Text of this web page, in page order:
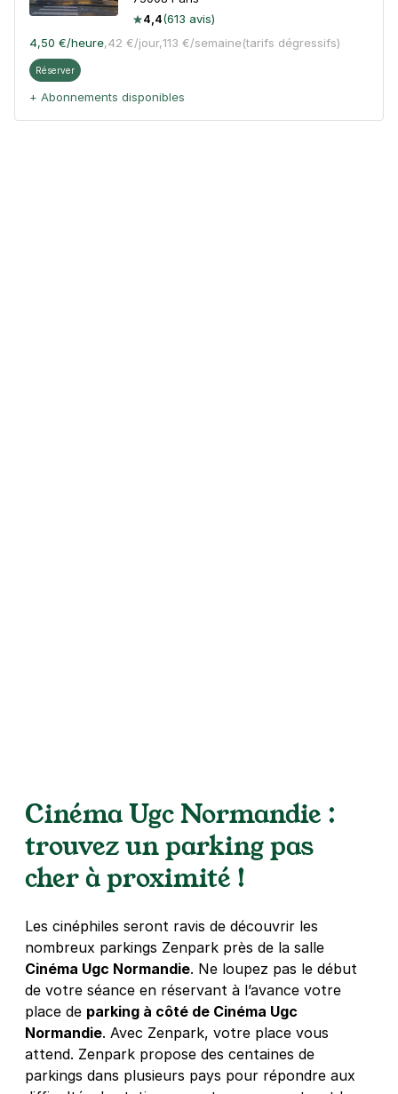
4,4(613 avis)
4,50 €/heure,42 €/jour,113 €/semaine(tarifs dégressifs)
Réserver
+ Abonnements disponibles
Cinéma Ugc Normandie :
trouvez un parking pas
cher à proximité !
Les cinéphiles seront ravis de découvrir les
nombreux parkings Zenpark près de la salle
Cinéma Ugc Normandie. Ne loupez pas le début
de votre séance en réservant à l’avance votre
place de parking à côté de Cinéma Ugc
Normandie. Avec Zenpark, votre place vous
attend. Zenpark propose des centaines de
parkings dans plusieurs pays pour répondre aux